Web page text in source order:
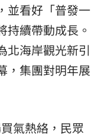
並看好「普發一
持續帶動成長。
北海岸觀光新引
，集團對明年展
氣熱絡，民眾